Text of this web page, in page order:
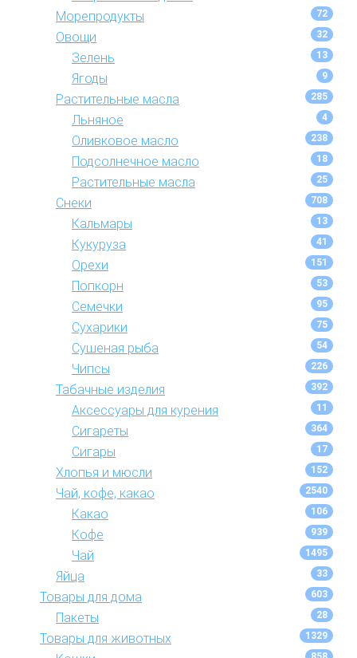
Морепродукты
72
Овощи 32
Зелень 13
Ягоды 9
Растительные масла 285
Льняное 4
Оливковое масло 238
Подсолнечное масло 18
Растительные масла 25
Снеки 708
Кальмары 13
Кукуруза 41
Орехи 151
Попкорн 53
Семечки 95
Сухарики 75
Сушеная рыба 54
Чипсы 226
Табачные изделия 392
Аксессуары для курения 11
Сигареты 364
Сигары 17
Хлопья и мюсли 152
Чай, кофе, какао 2540
Какао 106
Кофе 939
Чай 1495
Яйца 33
Товары для дома 603
Пакеты 28
Товары для животных 1329